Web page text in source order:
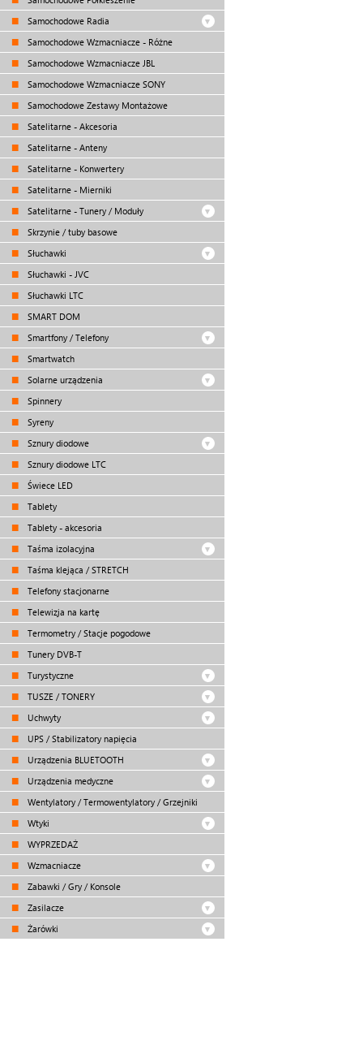
Samochodowe Radia
Samochodowe Wzmacniacze - Różne
Samochodowe Wzmacniacze JBL
Samochodowe Wzmacniacze SONY
Samochodowe Zestawy Montażowe
Satelitarne - Akcesoria
Satelitarne - Anteny
Satelitarne - Konwertery
Satelitarne - Mierniki
Satelitarne - Tunery / Moduły
Skrzynie / tuby basowe
Słuchawki
Słuchawki - JVC
Słuchawki LTC
SMART DOM
Smartfony / Telefony
Smartwatch
Solarne urządzenia
Spinnery
Syreny
Sznury diodowe
Sznury diodowe LTC
Świece LED
Tablety
Tablety - akcesoria
Taśma izolacyjna
Taśma klejąca / STRETCH
Telefony stacjonarne
Telewizja na kartę
Termometry / Stacje pogodowe
Tunery DVB-T
Turystyczne
TUSZE / TONERY
Uchwyty
UPS / Stabilizatory napięcia
Urządzenia BLUETOOTH
Urządzenia medyczne
Wentylatory / Termowentylatory / Grzejniki
Wtyki
WYPRZEDAŻ
Wzmacniacze
Zabawki / Gry / Konsole
Zasilacze
Żarówki